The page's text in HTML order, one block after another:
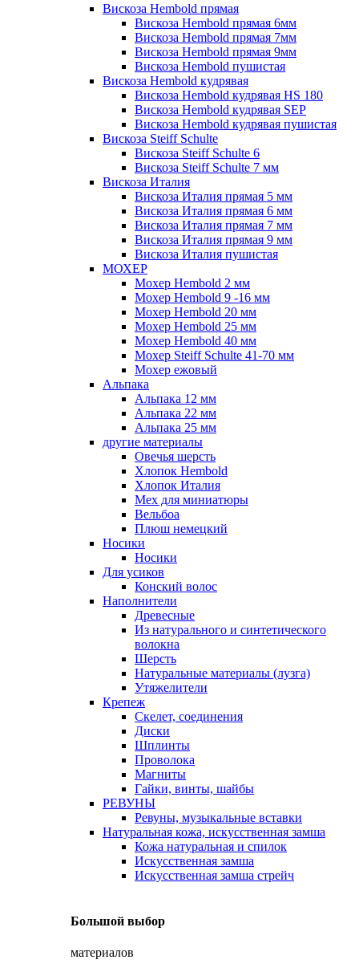
Вискоза Hembold прямая
Вискоза Hembold прямая 6мм
Вискоза Hembold прямая 7мм
Вискоза Hembold прямая 9мм
Вискоза Hembold пушистая
Вискоза Hembold кудрявая
Вискоза Hembold кудрявая HS 180
Вискоза Hembold кудрявая SEP
Вискоза Hembold кудрявая пушистая
Вискоза Steiff Schulte
Вискоза Steiff Schulte 6
Вискоза Steiff Schulte 7 мм
Вискоза Италия
Вискоза Италия прямая 5 мм
Вискоза Италия прямая 6 мм
Вискоза Италия прямая 7 мм
Вискоза Италия прямая 9 мм
Вискоза Италия пушистая
МОХЕР
Мохер Hembold 2 мм
Мохер Hembold 9 -16 мм
Мохер Hembold 20 мм
Мохер Hembold 25 мм
Мохер Hembold 40 мм
Мохер Steiff Schulte 41-70 мм
Мохер ежовый
Альпака
Альпака 12 мм
Альпака 22 мм
Альпака 25 мм
другие материалы
Овечья шерсть
Хлопок Hembold
Хлопок Италия
Мех для миниатюры
Вельбоа
Плюш немецкий
Носики
Носики
Для усиков
Конский волос
Наполнители
Древесные
Из натурального и синтетического
волокна
Шерсть
Натуральные материалы (лузга)
Утяжелители
Крепеж
Скелет, соединения
Диски
Шплинты
Проволока
Магниты
Гайки, винты, шайбы
РЕВУНЫ
Ревуны, музыкальные вставки
Натуральная кожа, искусственная замша
Кожа натуральная и спилок
Искусственная замша
Искусственная замша стрейч
Большой выбор
материалов